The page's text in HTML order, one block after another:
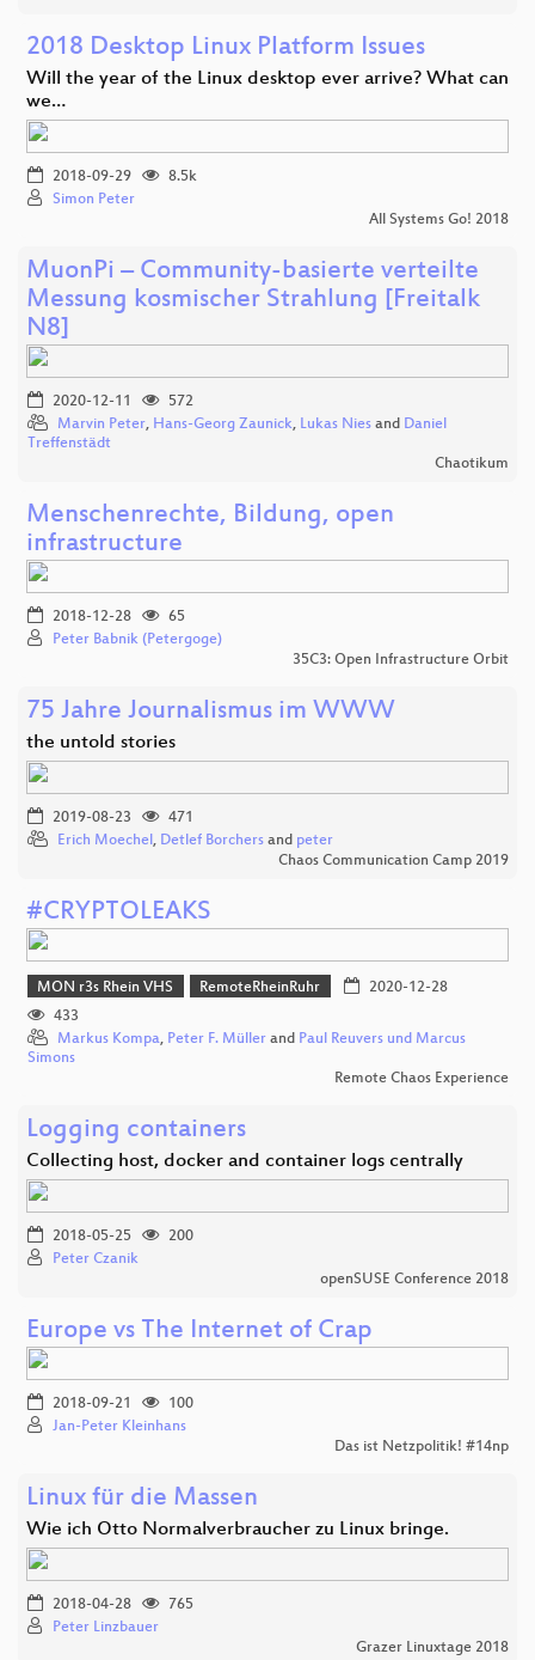
2018 Desktop Linux Platform Issues
Will the year of the Linux desktop ever arrive? What can
we…
2018-09-29
8.5k
Simon Peter
All Systems Go! 2018
MuonPi – Community-basierte verteilte
Messung kosmischer Strahlung [Freitalk
N8]
2020-12-11
572
Marvin Peter, Hans-Georg Zaunick, Lukas Nies and Daniel
Treffenstädt
Chaotikum
Menschenrechte, Bildung, open
infrastructure
2018-12-28
65
Peter Babnik (Petergoge)
35C3: Open Infrastructure Orbit
75 Jahre Journalismus im WWW
the untold stories
2019-08-23
471
Erich Moechel , Detlef Borchers and peter
Chaos Communication Camp 2019
#CRYPTOLEAKS
MON r3s Rhein VHS RemoteRheinRuhr
2020-12-28
433
Markus Kompa, Peter F. Müller and Paul Reuvers und Marcus
Simons
Remote Chaos Experience
Logging containers
Collecting host, docker and container logs centrally
2018-05-25
200
Peter Czanik
openSUSE Conference 2018
Europe vs The Internet of Crap
2018-09-21
100
Jan-Peter Kleinhans
Das ist Netzpolitik! #14np
Linux für die Massen
Wie ich Otto Normalverbraucher zu Linux bringe.
2018-04-28
765
Peter Linzbauer
Grazer Linuxtage 2018